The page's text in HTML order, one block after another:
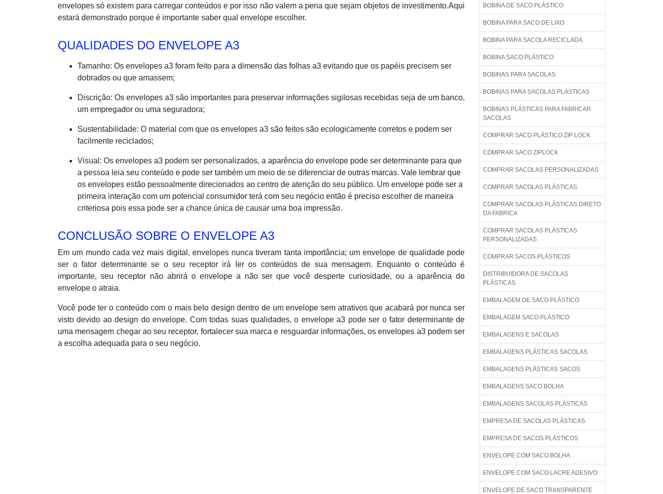
envelopes só existem para carregar conteúdos e por isso não valem a pena que sejam objetos de investimento.Aqui
estará demonstrado porque é importante saber qual envelope escolher.
QUALIDADES DO ENVELOPE A3
Tamanho: Os envelopes a3 foram feito para a dimensão das folhas a3 evitando que os papéis precisem ser
dobrados ou que amassem;
Discrição: Os envelopes a3 são importantes para preservar informações sigilosas recebidas seja de um banco,
um empregador ou uma seguradora;
Sustentabilidade: O material com que os envelopes a3 são feitos são ecologicamente corretos e podem ser
facilmente reciclados;
Visual: Os envelopes a3 podem ser personalizados, a aparência do envelope pode ser determinante para que
a pessoa leia seu conteúdo e pode ser também um meio de se diferenciar de outras marcas. Vale lembrar que
os envelopes estão pessoalmente direcionados ao centro de atenção do seu público. Um envelope pode ser a
primeira interação com um potencial consumidor terá com seu negócio então é preciso escolher de maneira
criteriosa pois essa pode ser a chance única de causar uma boa impressão.
CONCLUSÃO SOBRE O ENVELOPE A3
Em um mundo cada vez mais digital, envelopes nunca tiveram tanta importância; um envelope de qualidade pode
ser o fator determinante se o seu receptor irá ler os conteúdos de sua mensagem. Enquanto o conteúdo é
importante, seu receptor não abrirá o envelope a não ser que você desperte curiosidade, ou a aparência do
envelope o atraia.
Você pode ter o conteúdo com o mais belo design dentro de um envelope sem atrativos que acabará por nunca ser
visto devido ao design do envelope. Com todas suas qualidades, o envelope a3 pode ser o fator determinante de
uma mensagem chegar ao seu receptor, fortalecer sua marca e resguardar informações, os envelopes a3 podem ser
a escolha adequada para o seu negócio.
BOBINA DE SACO PLÁSTICO
BOBINA PARA SACO DE LIXO
BOBINA PARA SACOLA RECICLADA
BOBINA SACO PLÁSTICO
BOBINAS PARA SACOLAS
BOBINAS PARA SACOLAS PLÁSTICAS
BOBINAS PLÁSTICAS PARA FABRICAR
SACOLAS
COMPRAR SACO PLÁSTICO ZIP LOCK
COMPRAR SACO ZIPLOCK
COMPRAR SACOLAS PERSONALIZADAS
COMPRAR SACOLAS PLÁSTICAS
COMPRAR SACOLAS PLÁSTICAS DIRETO
DA FABRICA
COMPRAR SACOLAS PLÁSTICAS
PERSONALIZADAS
COMPRAR SACOS PLÁSTICOS
DISTRIBUIDORA DE SACOLAS
PLÁSTICAS
EMBALAGEM DE SACO PLÁSTICO
EMBALAGEM SACO PLÁSTICO
EMBALAGENS E SACOLAS
EMBALAGENS PLÁSTICAS SACOLAS
EMBALAGENS PLÁSTICAS SACOS
EMBALAGENS SACO BOLHA
EMBALAGENS SACOLAS PLÁSTICAS
EMPRESA DE SACOLAS PLÁSTICAS
EMPRESA DE SACOS PLÁSTICOS
ENVELOPE COM SACO BOLHA
ENVELOPE COM SACO LACRE ADESIVO
ENVELOPE DE SACO TRANSPARENTE